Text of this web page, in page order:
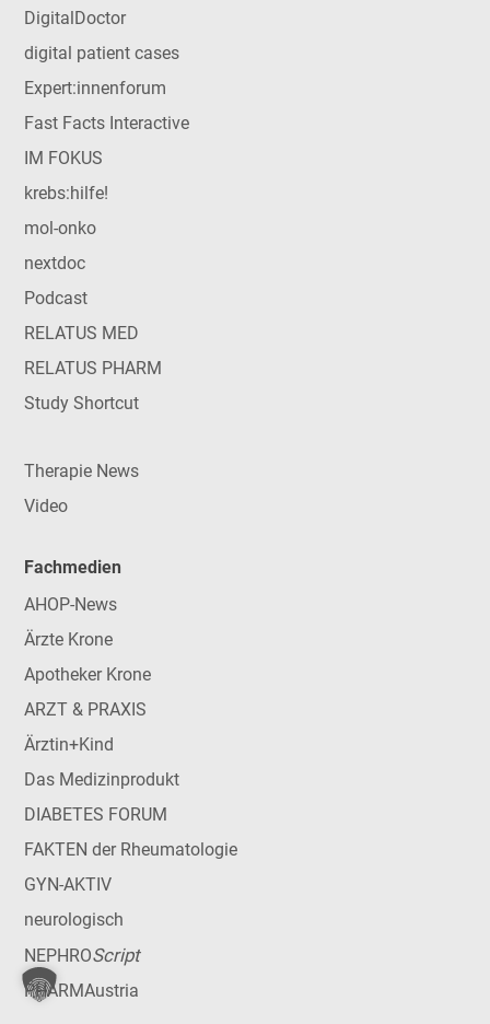
DigitalDoctor
digital patient cases
Expert:innenforum
Fast Facts Interactive
IM FOKUS
krebs:hilfe!
mol-onko
nextdoc
Podcast
RELATUS MED
RELATUS PHARM
Study Shortcut
Therapie News
Video
Fachmedien
AHOP-News
Ärzte Krone
Apotheker Krone
ARZT & PRAXIS
Ärztin+Kind
Das Medizinprodukt
DIABETES FORUM
FAKTEN der Rheumatologie
GYN-AKTIV
neurologisch
NEPHROScript
PHARMAustria